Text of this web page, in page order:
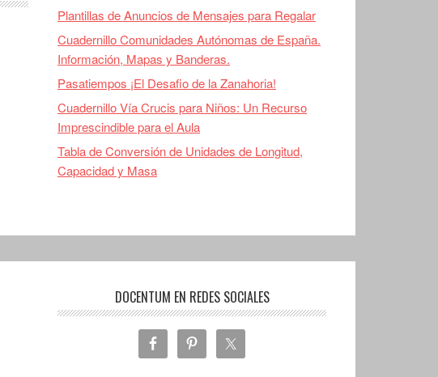
Plantillas de Anuncios de Mensajes para Regalar
Cuadernillo Comunidades Autónomas de España.
Información, Mapas y Banderas.
Pasatiempos ¡El Desafio de la Zanahoria!
Cuadernillo Vía Crucis para Niños: Un Recurso
Imprescindible para el Aula
Tabla de Conversión de Unidades de Longitud,
Capacidad y Masa
DOCENTUM EN REDES SOCIALES